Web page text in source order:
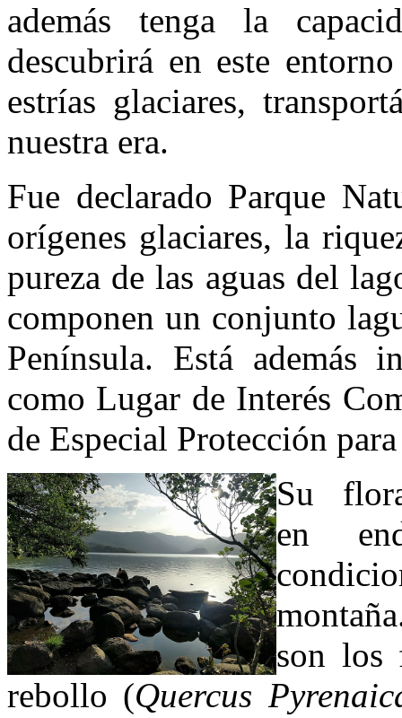
además tenga la
descubrirá en este
estrías glaciares,
nuestra era.
Fue declarado Parque
orígenes glaciares, la
pureza de las aguas del
componen un conjunto
Península. Está además
como Lugar de Interés
de Especial Protección
Su
en
son los
rebollo (Quercus